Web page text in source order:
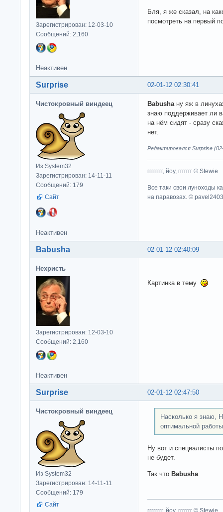
Зарегистрирован: 12-03-10
Сообщений: 2,160
Бля, я же сказал, на
посмотреть на первый
Неактивен
02-01-12 02:30:41
Surprise
Чистокровный виндеец
Из System32
Зарегистрирован: 14-11-11
Сообщений: 179
Сайт
Babushaну яж в
знаю поддерживает ли
на нём сидят - сразу
нет.
Редактировался Surprise
гггггггг, йоу, ггггггг © Stewie
Все таки свои луноходы
на паравозах. © pavel2403
Неактивен
02-01-12 02:40:09
Babusha
Нехристь
Зарегистрирован: 12-03-10
Сообщений: 2,160
Картинка в тему
Неактивен
02-01-12 02:47:50
Surprise
Чистокровный виндеец
Из System32
Зарегистрирован: 14-11-11
Сообщений: 179
Сайт
Насколько я знаю,
оптимальной
Ну вот и специалисты
не будет.
Так что Babusha